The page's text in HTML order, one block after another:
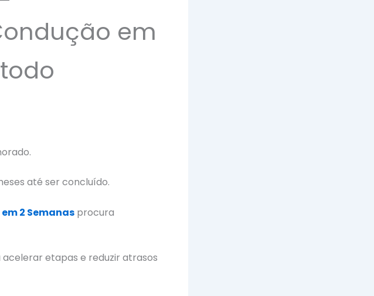
em
até ser concluído.
2 Semanas procura
etapas e reduzir atrasos